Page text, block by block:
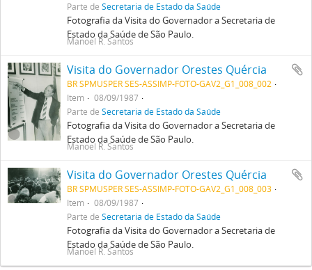
Parte deSecretaria de Estado da Saúde
Fotografia da Visita do Governador a Secretaria de
Estado da Saúde de São Paulo.
Manoel R. Santos
Visita do Governador Orestes Quércia
BR SPMUSPER SES-ASSIMP-FOTO-GAV2_G1_008_002
Item
08/09/1987
Parte deSecretaria de Estado da Saúde
Fotografia da Visita do Governador a Secretaria de
Estado da Saúde de São Paulo.
Manoel R. Santos
Visita do Governador Orestes Quércia
BR SPMUSPER SES-ASSIMP-FOTO-GAV2_G1_008_003
Item
08/09/1987
Parte deSecretaria de Estado da Saúde
Fotografia da Visita do Governador a Secretaria de
Estado da Saúde de São Paulo.
Manoel R. Santos